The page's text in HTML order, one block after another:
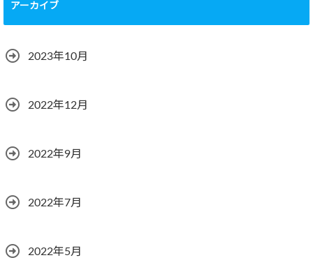
アーカイブ
2023年10月
2022年12月
2022年9月
2022年7月
2022年5月